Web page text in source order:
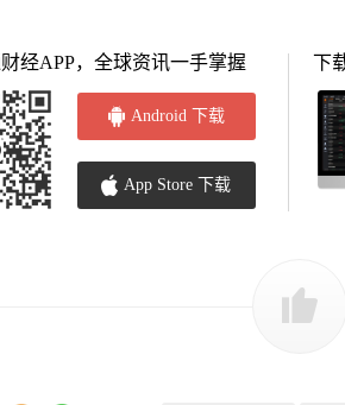
经APP，全球资讯一手掌握
Android 下载
App Store 下载
下